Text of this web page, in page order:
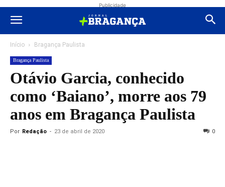
Publicidade
Início Bragança Paulista
Bragança Paulista
Otávio Garcia, conhecido
como ‘Baiano’, morre aos 79
anos em Bragança Paulista
Por Redação - 23 de abril de 2020 0